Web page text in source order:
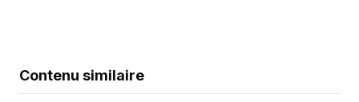
Contenu similaire